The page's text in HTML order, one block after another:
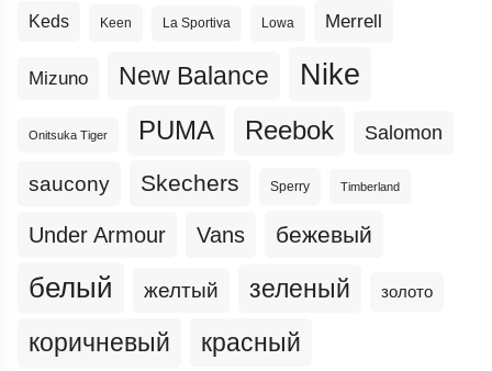
Keds Keen La Sportiva Lowa Merrell
Mizuno New Balance Nike
Onitsuka Tiger PUMA Reebok Salomon
saucony Skechers Sperry Timberland
Under Armour Vans бежевый
белый желтый зеленый золото
коричневый красный